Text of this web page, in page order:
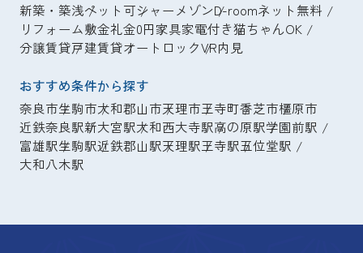
新築・築浅ペット可シャーメゾンD-roomネット無料
リフォーム敷金礼金0円家具家電付き猫ちゃんOK
分譲賃貸戸建賃貸オートロックVR内見
おすすめ条件から探す
奈良市生駒市大和郡山市天理市王寺町香芝市橿原市
近鉄奈良駅新大宮駅大和西大寺駅高の原駅学園前駅
富雄駅生駒駅近鉄郡山駅天理駅王寺駅五位堂駅
大和八木駅